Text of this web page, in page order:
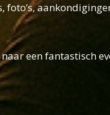
een fantastisch